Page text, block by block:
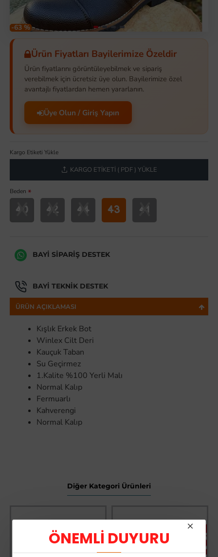
ÖNEMLİ DUYURU
-63 %
Ürün Fiyatları Bayilerimize Özeldir
Ürün fiyatlarını görüntüleyebilmek ve sipariş
verebilmek için ücretsiz üye olun. Bayilerimize özel
avantajlı fiyatlardan hemen yararlanın.
Üye Olun / Giriş Yapın
Kargo Etiketi Yükle
KARGO ETIKETI ( PDF ) YÜKLE
Beden
40
X 42
X 44
X 43 41
X
BAYI SIPARIŞ DESTEK
BAYI TEKNIK DESTEK
ÜRÜN AÇIKLAMASI
Kışlık Erkek Bot
Winlex Cilt Deri
Kauçuk Taban
Su Geçirmez
1.Kalite %100 Yerli Malı
Normal Kalıp
Fermuarlı
Kahverengi
Normal Kalıp
Diğer Kategori Ürünleri